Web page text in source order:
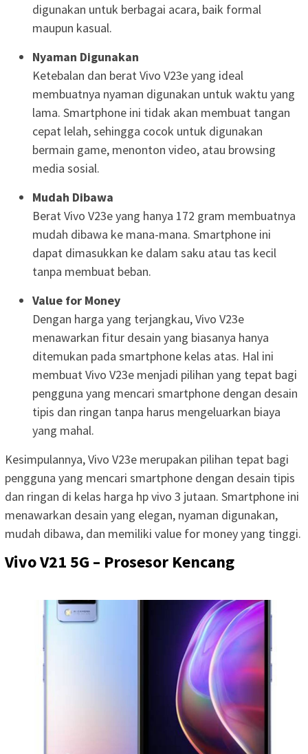
digunakan untuk berbagai acara, baik formal
maupun kasual.
Nyaman Digunakan
Ketebalan dan berat Vivo V23e yang ideal
membuatnya nyaman digunakan untuk waktu yang
lama. Smartphone ini tidak akan membuat tangan
cepat lelah, sehingga cocok untuk digunakan
bermain game, menonton video, atau browsing
media sosial.
Mudah Dibawa
Berat Vivo V23e yang hanya 172 gram membuatnya
mudah dibawa ke mana-mana. Smartphone ini
dapat dimasukkan ke dalam saku atau tas kecil
tanpa membuat beban.
Value for Money
Dengan harga yang terjangkau, Vivo V23e
menawarkan fitur desain yang biasanya hanya
ditemukan pada smartphone kelas atas. Hal ini
membuat Vivo V23e menjadi pilihan yang tepat bagi
pengguna yang mencari smartphone dengan desain
tipis dan ringan tanpa harus mengeluarkan biaya
yang mahal.
Kesimpulannya, Vivo V23e merupakan pilihan tepat bagi
pengguna yang mencari smartphone dengan desain tipis
dan ringan di kelas harga hp vivo 3 jutaan. Smartphone ini
menawarkan desain yang elegan, nyaman digunakan,
mudah dibawa, dan memiliki value for money yang tinggi.
Vivo V21 5G – Prosesor Kencang